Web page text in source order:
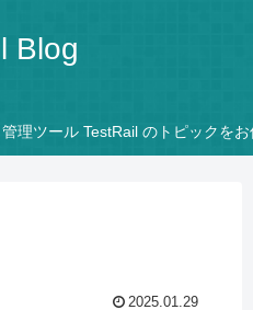
Blog
理ツール TestRail のトピックをお
2025.01.29